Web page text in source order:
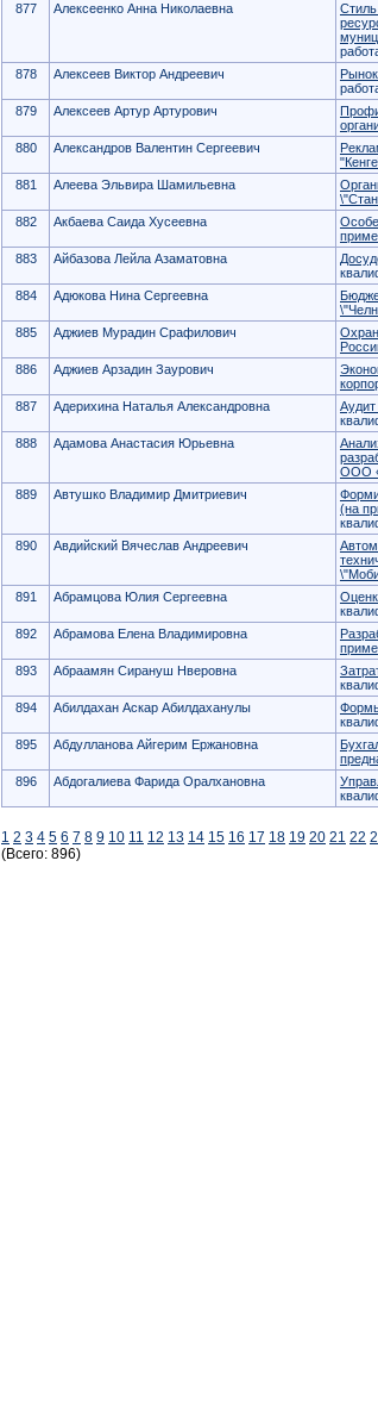
877
Алексеенко Анна Николаевна
Стиль
878
Алексеев Виктор Андреевич
879
Алексеев Артур Артурович
880
Александров Валентин Сергеевич
881
Алеева Эльвира Шамильевна
882
Акбаева Саида Хусеевна
883
Айбазова Лейла Азаматовна
884
Адюкова Нина Сергеевна
885
Аджиев Мурадин Срафилович
886
Аджиев Арзадин Заурович
887
Адерихина Наталья Александровна
888
Адамова Анастасия Юрьевна
ООО
889
Автушко Владимир Дмитриевич
(на
890
Авдийский Вячеслав Андреевич
891
Абрамцова Юлия Сергеевна
892
Абрамова Елена Владимировна
893
Абраамян Сирануш Нверовна
894
Абилдахан Аскар Абилдаханулы
895
Абдулланова Айгерим Ержановна
896
Абдогалиева Фарида Оралхановна
1 2 3 4 5 6 7 8 9 10 11 12 13 14 15 16 17 18 19 20 21 22
(Всего: 896)